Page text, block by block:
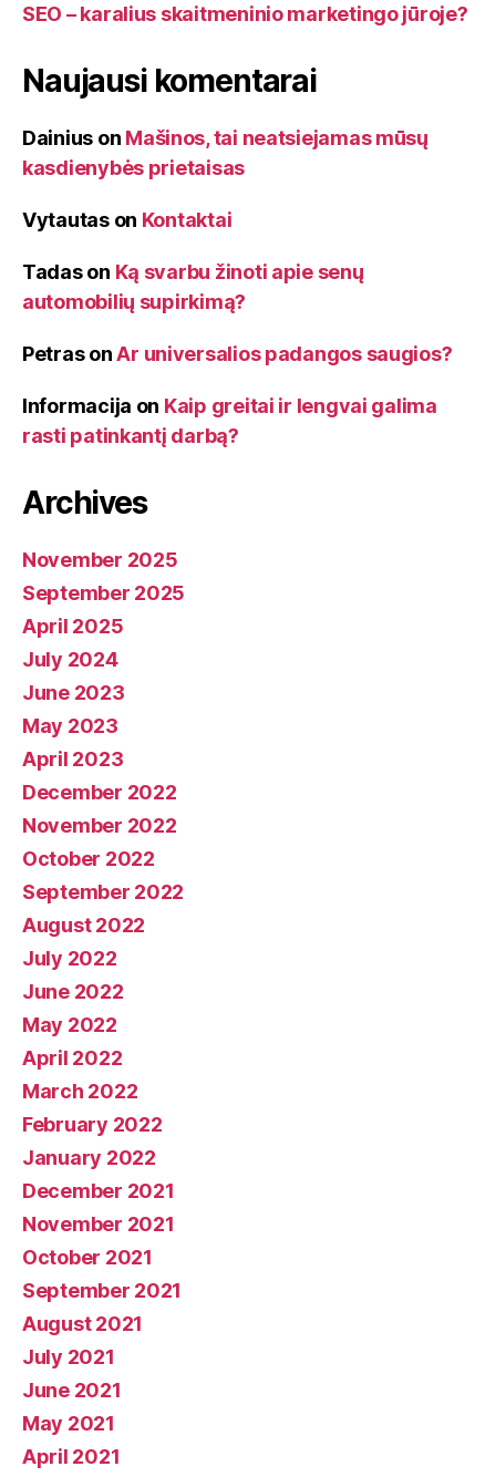
SEO – karalius skaitmeninio marketingo jūroje?
Naujausi komentarai
Dainius on Mašinos, tai neatsiejamas mūsų
kasdienybės prietaisas
Vytautason Kontaktai
Tadason Ką svarbu žinoti apie senų
automobilių supirkimą?
PetrasonAr universalios padangos saugios?
Informacija on Kaip greitai ir lengvai galima
rasti patinkantį darbą?
Archives
November 2025
September 2025
April 2025
July 2024
June 2023
May 2023
April 2023
December 2022
November 2022
October 2022
September 2022
August 2022
July 2022
June 2022
May 2022
April 2022
March 2022
February 2022
January 2022
December 2021
November 2021
October 2021
September 2021
August 2021
July 2021
June 2021
May 2021
April 2021